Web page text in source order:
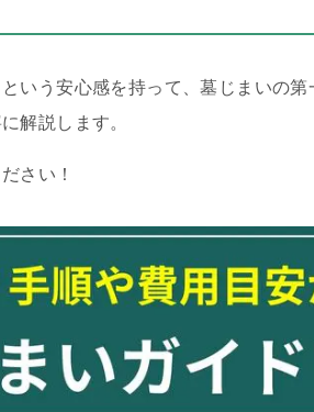
という安心感を持って、墓じまいの
解説します。
さい！